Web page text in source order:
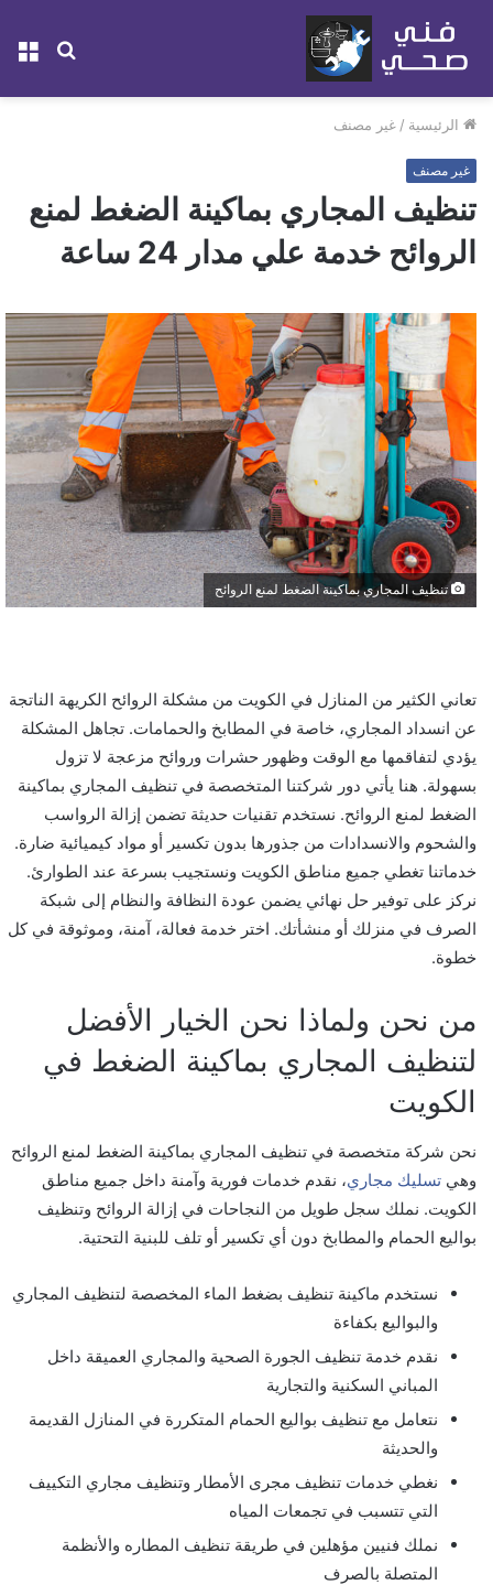
بحث
الرئيسية / غير مصنف
غير مصنف
تنظيف المجاري بماكينة الضغط لمنع
الروائح خدمة علي مدار 24 ساعة
تنظيف المجاري بماكينة الضغط لمنع الروائح
تعاني الكثير من المنازل في الكويت من مشكلة الروائح الكريهة الناتجة
عن انسداد المجاري، خاصة في المطابخ والحمامات. تجاهل المشكلة
يؤدي لتفاقمها مع الوقت وظهور حشرات وروائح مزعجة لا تزول
بسهولة. هنا يأتي دور شركتنا المتخصصة في تنظيف المجاري بماكينة
الضغط لمنع الروائح. نستخدم تقنيات حديثة تضمن إزالة الرواسب
والشحوم والانسدادات من جذورها بدون تكسير أو مواد كيميائية ضارة.
خدماتنا تغطي جميع مناطق الكويت ونستجيب بسرعة عند الطوارئ.
نركز على توفير حل نهائي يضمن عودة النظافة والنظام إلى شبكة
الصرف في منزلك أو منشأتك. اختر خدمة فعالة، آمنة، وموثوقة في كل
خطوة.
من نحن ولماذا نحن الخيار الأفضل
لتنظيف المجاري بماكينة الضغط في
الكويت
نحن شركة متخصصة في تنظيف المجاري بماكينة الضغط لمنع الروائح
وهي تسليك مجاري، نقدم خدمات فورية وآمنة داخل جميع مناطق
الكويت. نملك سجل طويل من النجاحات في إزالة الروائح وتنظيف
بواليع الحمام والمطابخ دون أي تكسير أو تلف للبنية التحتية.
نستخدم ماكينة تنظيف بضغط الماء المخصصة لتنظيف المجاري
والبواليع بكفاءة
نقدم خدمة تنظيف الجورة الصحية والمجاري العميقة داخل
المباني السكنية والتجارية
نتعامل مع تنظيف بواليع الحمام المتكررة في المنازل القديمة
والحديثة
نغطي خدمات تنظيف مجرى الأمطار وتنظيف مجاري التكييف
التي تتسبب في تجمعات المياه
نملك فنيين مؤهلين في طريقة تنظيف المطاره والأنظمة
المتصلة بالصرف